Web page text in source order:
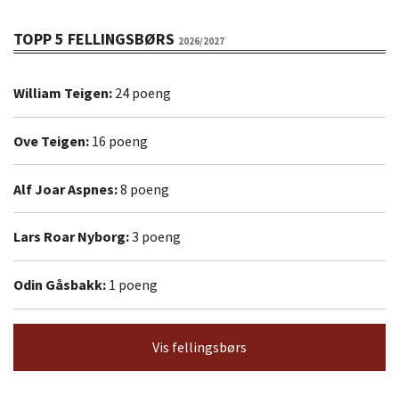
TOPP 5 FELLINGSBØRS 2026/2027
William Teigen: 24 poeng
Ove Teigen: 16 poeng
Alf Joar Aspnes:8 poeng
Lars Roar Nyborg:3 poeng
Odin Gåsbakk: 1 poeng
Vis fellingsbørs